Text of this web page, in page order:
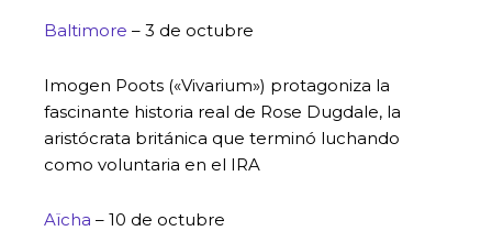
Baltimore – 3 de octubre
Imogen Poots («Vivarium») protagoniza la
fascinante historia real de Rose Dugdale, la
aristócrata británica que terminó luchando
como voluntaria en el IRA
Aïcha – 10 de octubre